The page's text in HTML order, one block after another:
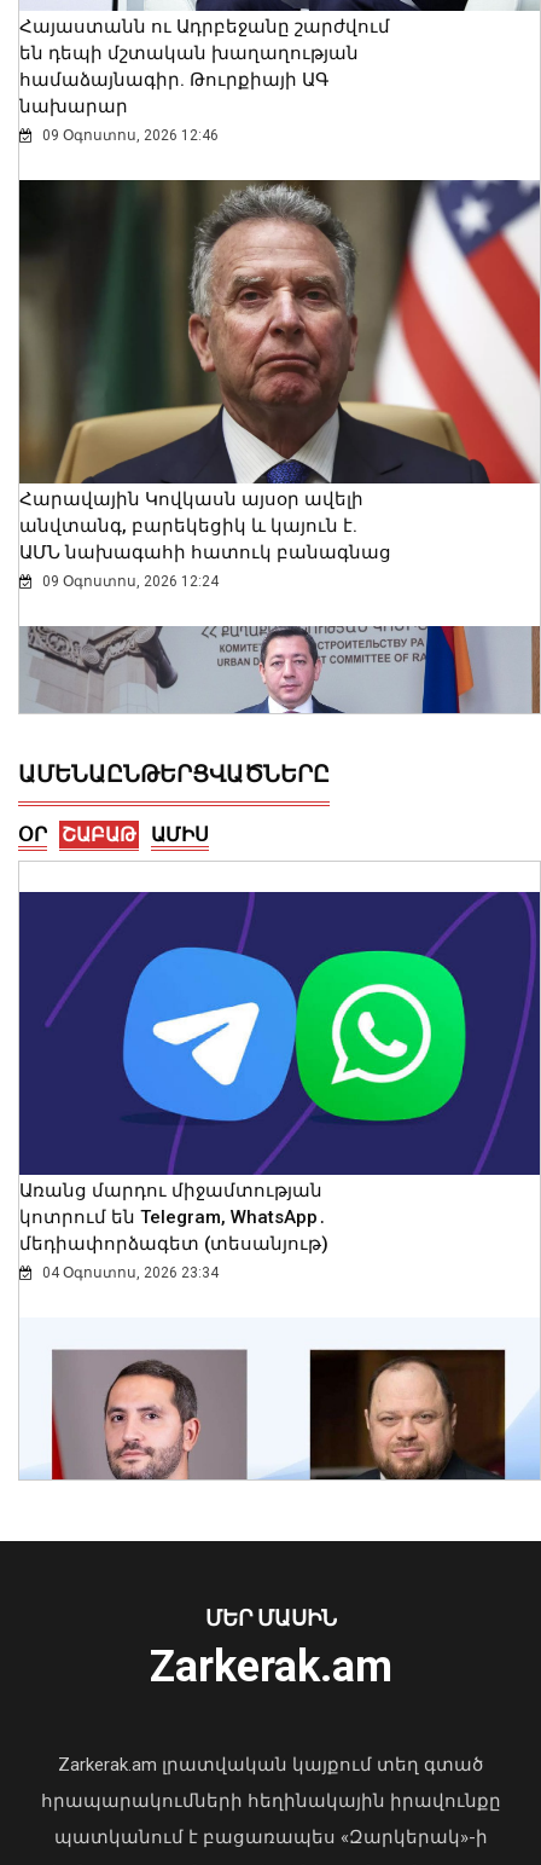
Հայաստանն ու Ադրբեջանը շարժվում
են դեպի մշտական խաղաղության
համաձայնագիր. Թուրքիայի ԱԳ
նախարար
09 Օգոստոս, 2026 12:46
Հարավային Կովկասն այսօր ավելի
անվտանգ, բարեկեցիկ և կայուն է.
ԱՄՆ նախագահի հատուկ բանագնաց
09 Օգոստոս, 2026 12:24
Ավելացել են շինարարության ոլորտից
պետբյուջե վճարված հարկային
եկամուտները. Քաղաքաշինության
կոմիտեի նախագահի ուղերձը
09 Օգոստոս, 2026 12:20
Սևանա լճի լողափերից մեկում
քաղաքացիները հեծանիվ-նավակով
փրկարարները
ԱՄԵՆԱԸՆԹԵՐՑՎԱԾՆԵՐԸ
ՕՐ ՇԱԲԱԹ ԱՄԻՍ
Առանց մարդու միջամտության
կոտրում են Telegram, WhatsApp․
մեդիափորձագետ (տեսանյութ)
04 Օգոստոս, 2026 23:34
Ուկրաինայի Գերագույն Ռադայի
նախագահը շնորհավորել է ՀՀ ԱԺ
ՄԵՐ ՄԱՍԻՆ
Zarkerak.am
Zarkerak.am լրատվական կայքում տեղ գտած
հրապարակումների հեղինակային իրավունքը
պատկանում է բացառապես «Զարկերակ»-ի